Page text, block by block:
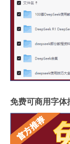
免费可商用字体